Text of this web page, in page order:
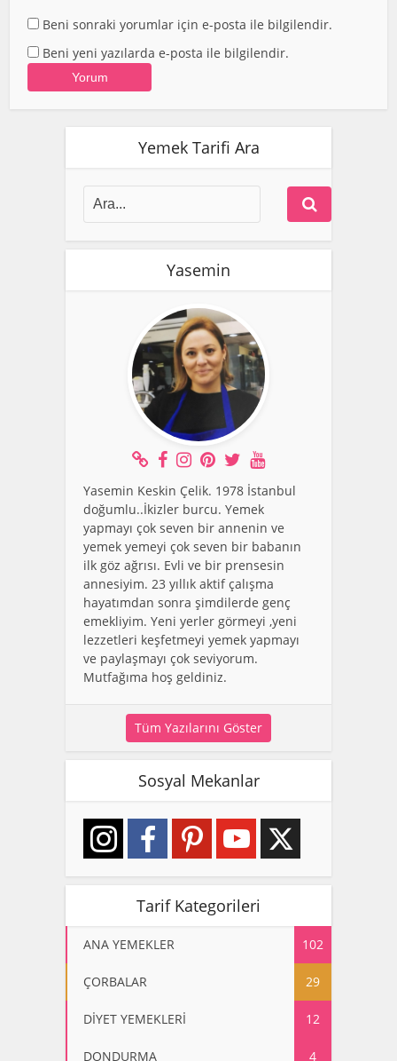
Beni sonraki yorumlar için e-posta ile bilgilendir.
Beni yeni yazılarda e-posta ile bilgilendir.
Yemek Tarifi Ara
Yasemin
Yasemin Keskin Çelik. 1978 İstanbul
doğumlu..İkizler burcu. Yemek
yapmayı çok seven bir annenin ve
yemek yemeyi çok seven bir babanın
ilk göz ağrısı. Evli ve bir prensesin
annesiyim. 23 yıllık aktif çalışma
hayatımdan sonra şimdilerde genç
emekliyim. Yeni yerler görmeyi ,yeni
lezzetleri keşfetmeyi yemek yapmayı
ve paylaşmayı çok seviyorum.
Mutfağıma hoş geldiniz.
Tüm Yazılarını Göster
Sosyal Mekanlar
Tarif Kategorileri
ANA YEMEKLER 102
ÇORBALAR 29
DİYET YEMEKLERİ 12
DONDURMA 4